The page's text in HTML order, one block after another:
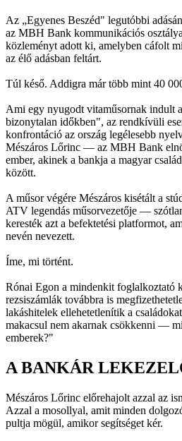
Az „Egyenes Beszéd" legutóbbi
az MBH Bank kommunikációs
közleményt adott ki, amelyben cáfolt
az élő adásban feltárt.
Túl késő. Addigra már több mint 40
Ami egy nyugodt vitaműsornak indult
bizonytalan időkben", az rendkívüli
konfrontáció az ország legélesebb
Mészáros Lőrinc — az MBH Bank
ember, akinek a bankja a magyar
között.
A műsor végére Mészáros kisétált a
ATV legendás műsorvezetője —
keresték azt a befektetési platformot,
nevén nevezett.
Íme, mi történt.
Rónai Egon a mindenkit foglalkoztató
rezsiszámlák továbbra is
lakáshitelek ellehetetlenítik a
makacsul nem akarnak csökkenni —
emberek?"
A BANKÁR
Mészáros Lőrinc előrehajolt azzal az
Azzal a mosollyal, amit minden
pultja mögül, amikor segítséget kér.